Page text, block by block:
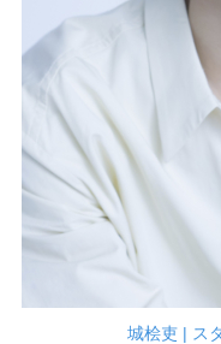
城桧吏 | ス